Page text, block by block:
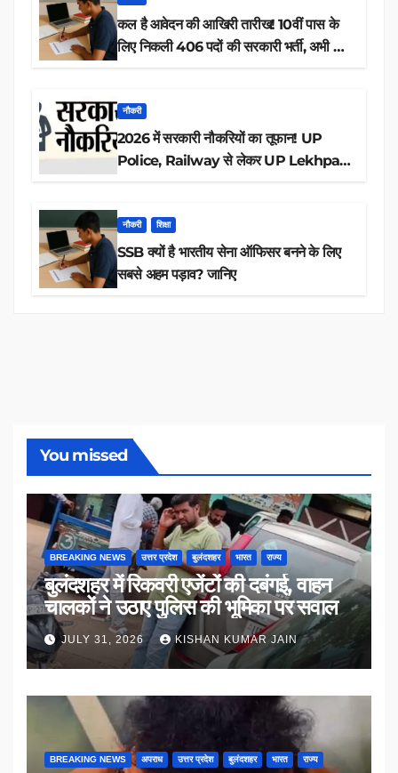
कल है आवेदन की आखिरी तारीख! 10वीं पास के
लिए निकली 406 पदों की सरकारी भर्ती, अभी करें
नौकरी
2026 में सरकारी नौकरियों का तूफान! UP
Police, Railway से लेकर UP Lekhpal
नौकरी शिक्षा
SSB क्यों है भारतीय सेना ऑफिसर बनने के लिए
सबसे अहम पड़ाव? जानिए
You missed
BREAKING NEWS उत्तर प्रदेश बुलंदशहर भारत राज्य
बुलंदशहर में रिकवरी एजेंटों की दबंगई, वाहन
चालकों ने उठाए पुलिस की भूमिका पर सवाल
JULY 31, 2026 KISHAN KUMAR JAIN
BREAKING NEWS अपराध उत्तर प्रदेश बुलंदशहर भारत राज्य